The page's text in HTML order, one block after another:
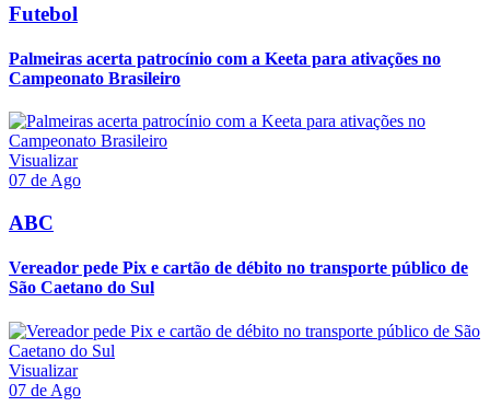
Futebol
Palmeiras acerta patrocínio com a Keeta para ativações no
Campeonato Brasileiro
Visualizar
07 de Ago
ABC
Vereador pede Pix e cartão de débito no transporte público de
São Caetano do Sul
Visualizar
07 de Ago